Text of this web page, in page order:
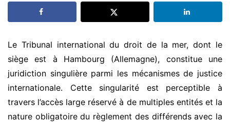
Le Tribunal international du droit de la mer, dont le
siège est à Hambourg (Allemagne), constitue une
juridiction singulière parmi les mécanismes de justice
internationale. Cette singularité est perceptible à
travers l’accès large réservé à de multiples entités et la
nature obligatoire du règlement des différends avec la